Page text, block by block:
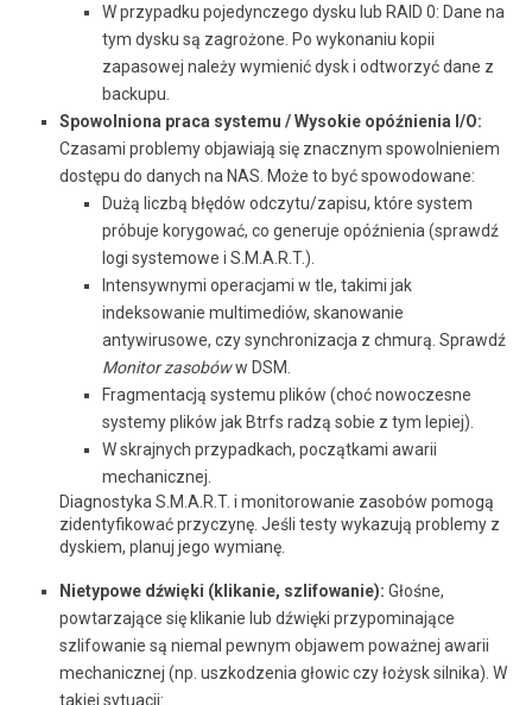
W przypadku pojedynczego dysku lub RAID 0: Dane na
tym dysku są zagrożone. Po wykonaniu kopii
zapasowej należy wymienić dysk i odtworzyć dane z
backupu.
Spowolniona praca systemu / Wysokie opóźnienia I/O:
Czasami problemy objawiają się znacznym spowolnieniem
dostępu do danych na NAS. Może to być spowodowane:
Dużą liczbą błędów odczytu/zapisu, które system
próbuje korygować, co generuje opóźnienia (sprawdź
logi systemowe i S.M.A.R.T.).
Intensywnymi operacjami w tle, takimi jak
indeksowanie multimediów, skanowanie
antywirusowe, czy synchronizacja z chmurą. Sprawdź
Monitor zasobóww DSM.
Fragmentacją systemu plików (choć nowoczesne
systemy plików jak Btrfs radzą sobie z tym lepiej).
W skrajnych przypadkach, początkami awarii
mechanicznej.
Diagnostyka S.M.A.R.T. i monitorowanie zasobów pomogą
zidentyfikować przyczynę. Jeśli testy wykazują problemy z
dyskiem, planuj jego wymianę.
Nietypowe dźwięki (klikanie, szlifowanie): Głośne,
powtarzające się klikanie lub dźwięki przypominające
szlifowanie są niemal pewnym objawem poważnej awarii
mechanicznej (np. uszkodzenia głowic czy łożysk silnika). W
takiej sytuacji: